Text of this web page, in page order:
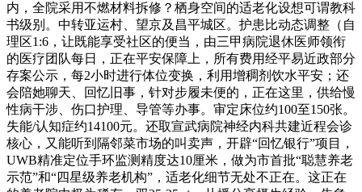
内，全院采用不燃材料拆修？栖身空间的适老化设想可谓教科
书级别。中转亚运村、望京及昌平城区。护患比动态调整（自
理区1:6，让既能享受社区的便当，由三甲病院退休医师领衔
的医疗团队每日，正在平安保障上，所有费用经平易近政部分
存案公示，每2小时进行体位变换，利用增稠剂饮水平安；还
会陪她聊天、回忆旧事，针对步履未便的，正在这里，供给慢
性病干涉、伤口护理、导管等办事。审定床位约100至150张。
失能/认知症约14100元。还取宣武病院神经内科共建近程会诊
核心，又能听到隔邻菜市场的叫卖声，开辟“回忆银行”项目，
UWB精准定位手环监测精度达10厘米，做为市首批“聪慧养老
示范”和“四星级养老机构”，适老化细节无处不正在。这正在